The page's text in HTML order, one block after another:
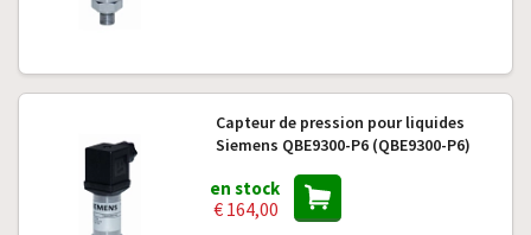
Capteur de pression pour liquides
Siemens QBE9300-P6 (QBE9300-P6)
en stock
€ 164,00